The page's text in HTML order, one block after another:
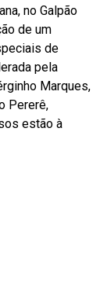
no Galpão
de um
de
pela
Marques,
Pererê,
estão à